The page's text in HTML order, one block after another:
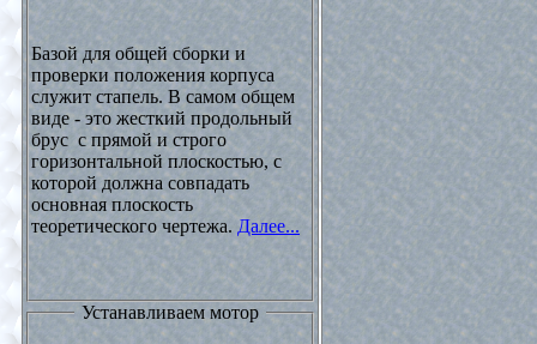
Базой для общей сборки и
проверки положения корпуса
служит стапель. В самом общем
виде - это жесткий продольный
брус с прямой и строго
горизонтальной плоскостью, с
которой должна совпадать
основная плоскость
теоретического чертежа. Далее...
Устанавливаем мотор